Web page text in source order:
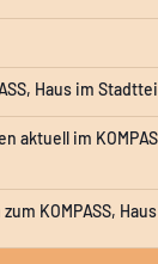
Haus im
aktuell im
KOMPASS,